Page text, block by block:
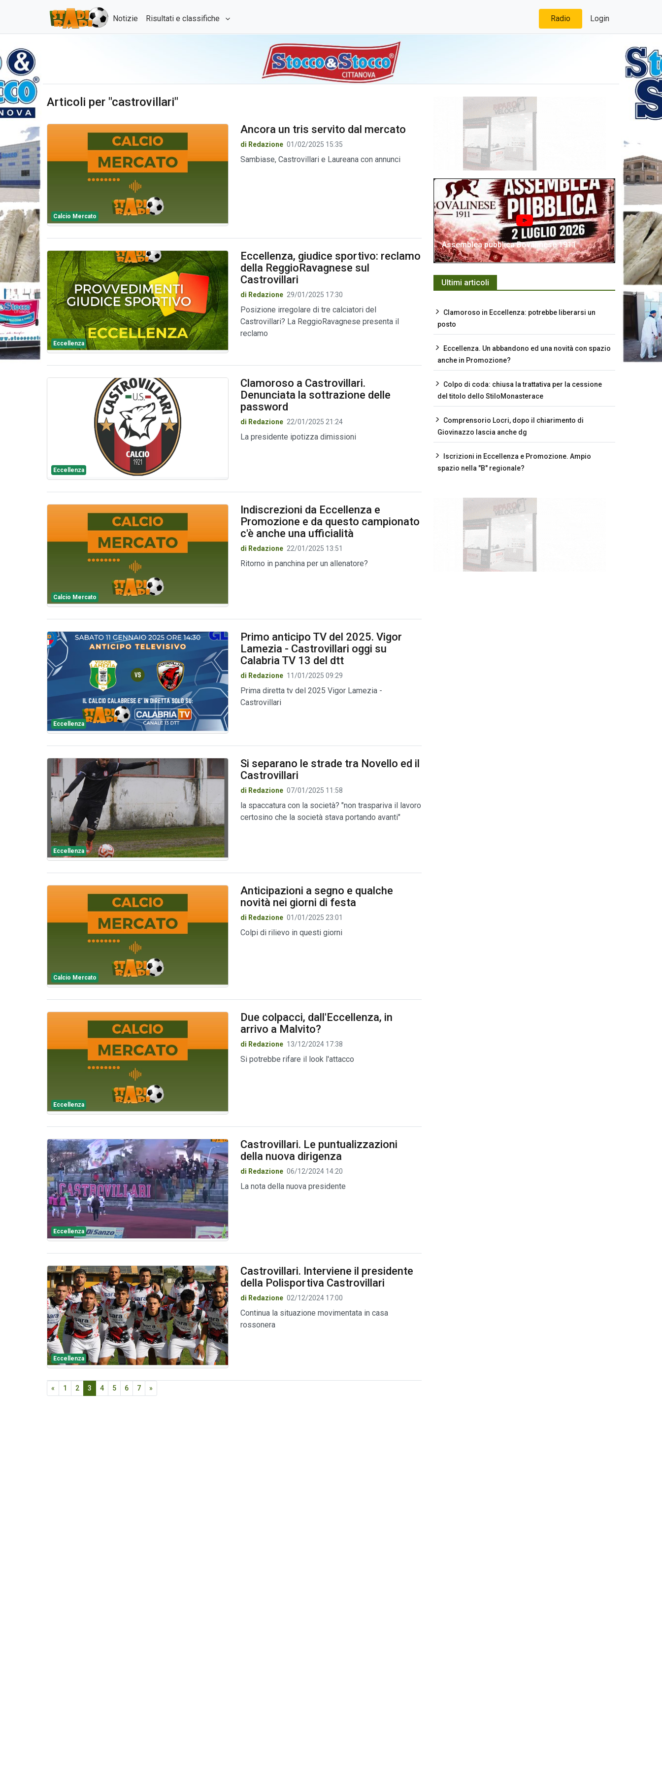
Notizie Risultati e classifiche Radio Login
Articoli per "castrovillari"
Calcio Mercato
Ancora un tris servito dal mercato
di Redazione 01/02/2025 15:35
Sambiase, Castrovillari e Laureana con annunci
Eccellenza
Eccellenza, giudice sportivo: reclamo
della ReggioRavagnese sul
Castrovillari
di Redazione 29/01/2025 17:30
Posizione irregolare di tre calciatori del
Castrovillari? La ReggioRavagnese presenta il
reclamo
Eccellenza
Clamoroso a Castrovillari.
Denunciata la sottrazione delle
password
di Redazione 22/01/2025 21:24
La presidente ipotizza dimissioni
Calcio Mercato
Indiscrezioni da Eccellenza e
Promozione e da questo campionato
c'è anche una ufficialità
di Redazione 22/01/2025 13:51
Ritorno in panchina per un allenatore?
Eccellenza
Primo anticipo TV del 2025. Vigor
Lamezia - Castrovillari oggi su
Calabria TV 13 del dtt
di Redazione 11/01/2025 09:29
Prima diretta tv del 2025 Vigor Lamezia -
Castrovillari
Eccellenza
Si separano le strade tra Novello ed il
Castrovillari
di Redazione 07/01/2025 11:58
la spaccatura con la società? "non traspariva il lavoro
certosino che la società stava portando avanti"
Calcio Mercato
Anticipazioni a segno e qualche
novità nei giorni di festa
di Redazione 01/01/2025 23:01
Colpi di rilievo in questi giorni
Eccellenza
Due colpacci, dall'Eccellenza, in
arrivo a Malvito?
di Redazione 13/12/2024 17:38
Si potrebbe rifare il look l'attacco
Eccellenza
Castrovillari. Le puntualizzazioni
della nuova dirigenza
di Redazione 06/12/2024 14:20
La nota della nuova presidente
Eccellenza
Castrovillari. Interviene il presidente
della Polisportiva Castrovillari
di Redazione 02/12/2024 17:00
Continua la situazione movimentata in casa
rossonera
« 1 2 3 4 5 6 7 »
Assemblea pubblica Bovalinese 1911
Ultimi articoli
Clamoroso in Eccellenza: potrebbe liberarsi un
posto
Eccellenza. Un abbandono ed una novità con spazio
anche in Promozione?
Colpo di coda: chiusa la trattativa per la cessione
del titolo dello StiloMonasterace
Comprensorio Locri, dopo il chiarimento di
Giovinazzo lascia anche dg
Iscrizioni in Eccellenza e Promozione. Ampio
spazio nella "B" regionale?